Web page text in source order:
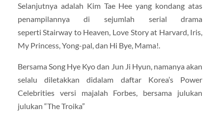
Selanjutnya adalah Kim Tae Hee yang kondang atas
penampilannya di sejumlah serial drama
seperti Stairway to Heaven, Love Story at Harvard, Iris,
My Princess, Yong-pal, dan Hi Bye, Mama!.
Bersama Song Hye Kyo dan Jun Ji Hyun, namanya akan
selalu diletakkan didalam daftar Korea’s Power
Celebrities versi majalah Forbes, bersama julukan
julukan “The Troika”